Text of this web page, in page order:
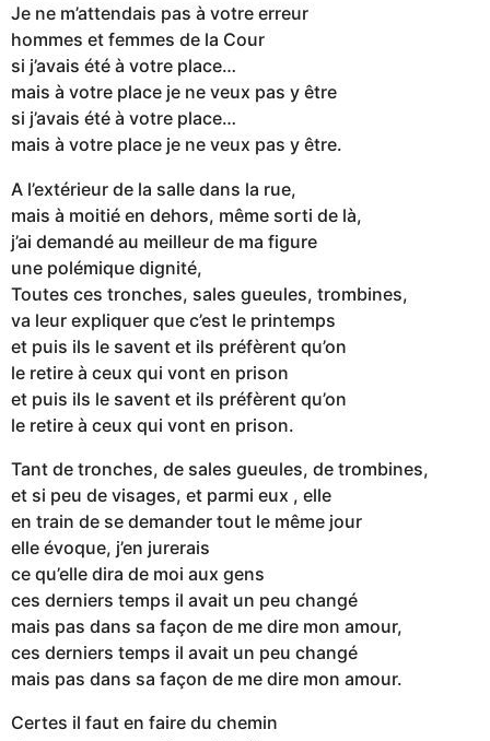
Je ne m’attendais pas à votre erreur
hommes et femmes de la Cour
si j’avais été à votre place…
mais à votre place je ne veux pas y être
si j’avais été à votre place…
mais à votre place je ne veux pas y être.
A l’extérieur de la salle dans la rue,
mais à moitié en dehors, même sorti de là,
j’ai demandé au meilleur de ma figure
une polémique dignité,
Toutes ces tronches, sales gueules, trombines,
va leur expliquer que c’est le printemps
et puis ils le savent et ils préfèrent qu’on
le retire à ceux qui vont en prison
et puis ils le savent et ils préfèrent qu’on
le retire à ceux qui vont en prison.
Tant de tronches, de sales gueules, de trombines,
et si peu de visages, et parmi eux , elle
en train de se demander tout le même jour
elle évoque, j’en jurerais
ce qu’elle dira de moi aux gens
ces derniers temps il avait un peu changé
mais pas dans sa façon de me dire mon amour,
ces derniers temps il avait un peu changé
mais pas dans sa façon de me dire mon amour.
Certes il faut en faire du chemin